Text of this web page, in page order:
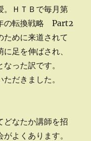
ＨＴＢで毎月第
の転換戦略 Part2
ために来道されて
足を伸ばされ、
った訳です。
だきました。
なたか講師を招
よくあります。